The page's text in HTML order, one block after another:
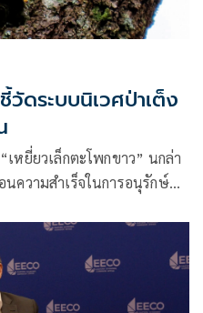
วัดระบบนิเวศป่าเต็ง
หยี่ยวเล็กตะโพกขาว” นกล่า
ความสำเร็จในการอนุรักษ์